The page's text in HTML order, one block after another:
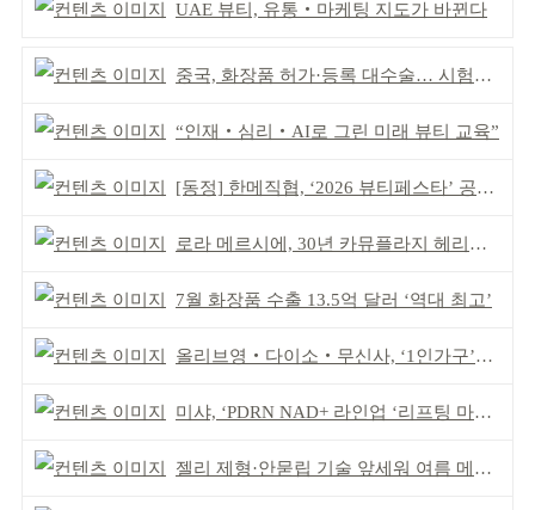
UAE 뷰티, 유통‧마케팅 지도가 바뀐다
중국, 화장품 허가·등록 대수술… 시험자료 공용 허용
“인재‧심리‧AI로 그린 미래 뷰티 교육”
[동정] 한메직협, ‘2026 뷰티페스타’ 공동 주최
로라 메르시에, 30년 카뮤플라지 헤리티지 담아
7월 화장품 수출 13.5억 달러 ‘역대 최고’
올리브영‧다이소‧무신사, ‘1인가구’가 이끈다
미샤, ‘PDRN NAD+ 라인업 ‘리프팅 마스크’ 출시
젤리 제형·안묻립 기술 앞세워 여름 메이크업 시장 공략